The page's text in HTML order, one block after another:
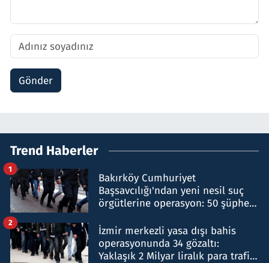
Gönder
Trend Haberler
Bakırköy Cumhuriyet
Başsavcılığı'ndan yeni nesil suç
örgütlerine operasyon: 50 şüpheli
1
İzmir merkezli yasa dışı bahis
operasyonunda 34 gözaltı:
Yaklaşık 2 Milyar liralık para trafiği
2